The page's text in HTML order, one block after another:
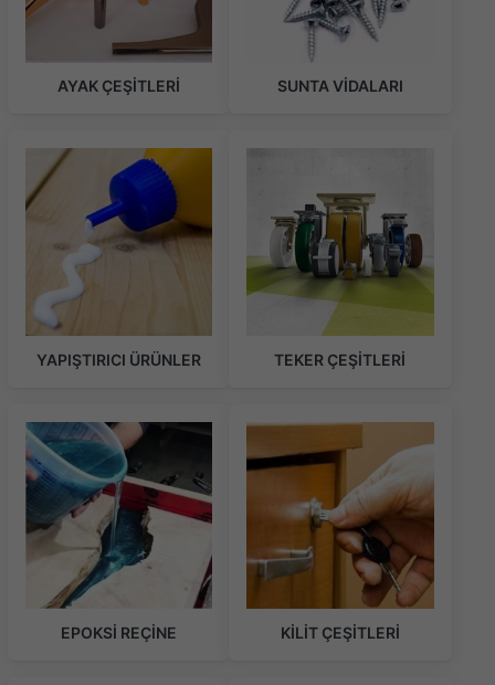
AYAK ÇEŞİTLERİ SUNTA VİDALARI
YAPIŞTIRICI ÜRÜNLER TEKER ÇEŞİTLERİ
EPOKSİ REÇİNE KİLİT ÇEŞİTLERİ